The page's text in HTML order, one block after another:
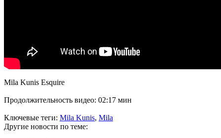
Mila Kunis Esquire
Продолжительность видео: 02:17 мин
Ключевые теги: Mila Kunis, Mila
Другие новости по теме: